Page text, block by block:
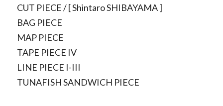
CUT PIECE / [ Shintaro SHIBAYAMA ]
BAG PIECE
MAP PIECE
TAPE PIECE IV
LINE PIECE I-III
TUNAFISH SANDWICH PIECE